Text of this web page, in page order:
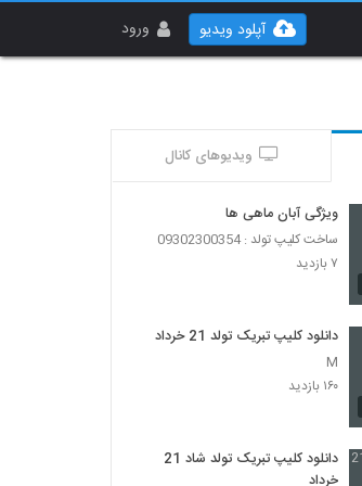
ورود آپلود ویدیو
ویدیوهای کانال
ویژگی آبان ماهی ها
ساخت کلیپ تولد : 09302300354
۷ بازدید
دانلود کلیپ تبریک تولد 21 خرداد
M
۱۶۰ بازدید
دانلود کلیپ تبریک تولد شاد 21
خرداد